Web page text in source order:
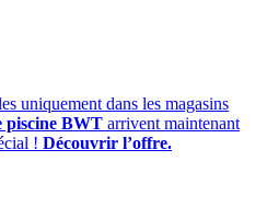
uniquement dans les magasins
piscine BWT arrivent maintenant
! Découvrir l’offre.